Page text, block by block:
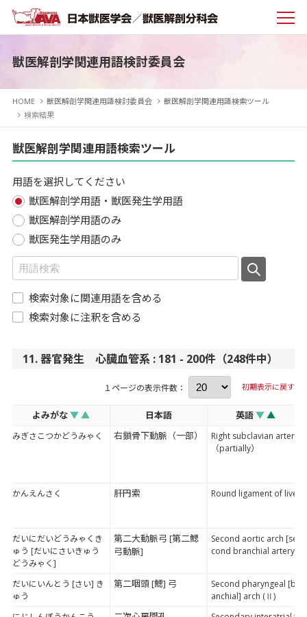
獣医解剖学関連用語検討委員会
HOME 獣医解剖学関連用語検討委員会
獣医解剖学関連用語検索ツール
検索結果
獣医解剖学関連用語検索ツール
用語を選択してください
獣医解剖学用語・獣医発生学用語
獣医解剖学用語のみ
獣医発生学用語のみ
検索対象に関連用語を含める
検索対象に注釈を含める
11. 器官発生 心臓血管系 : 181 - 200件（248件中）
１ページの表示件数： 初期表示に戻す
よみがな▼ ▲ 日本語 英語▼ ▲
みぎさこつかどうみゃく 右鎖骨下動脈（一部）
Right subclavian artery
（partially）
かんえんさく 肝円索 Round ligament of liver
だいにだいどうみゃくき
ゅう [だいにさいきゅう
どうみゃく]
第二大動脈弓 [第二鰓
弓動脈]
Second aortic arch [se
cond branchial artery]
だいにいんとう [さい] き
ゅう
第二咽頭 [鰓] 弓
Second pharyngeal [br
anchial] arch (Ⅱ)